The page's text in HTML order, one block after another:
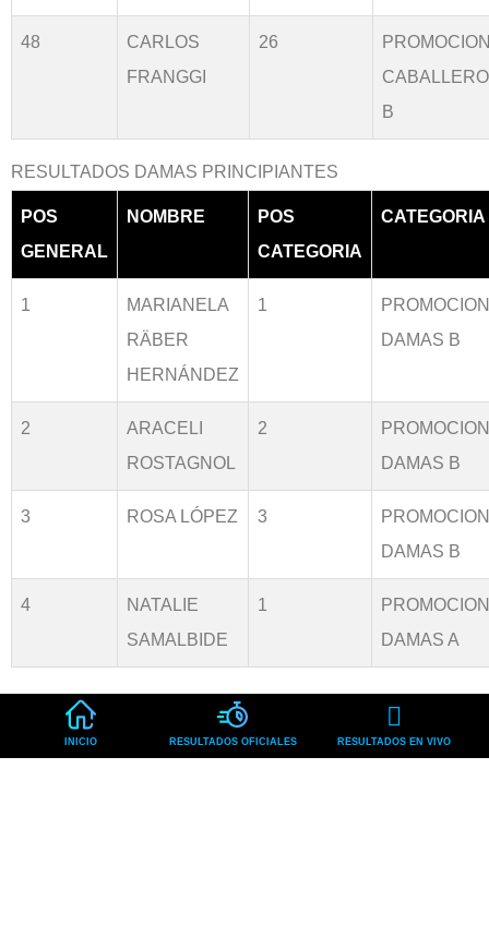
48
CARLOS
FRANGGI
26
B
RESULTADOS DAMAS PRINCIPIANTES
POS
GENERAL
NOMBRE
POS
CATEGORIA
CATEGORIA
1
MARIANELA
RÄBER
HERNÁNDEZ
1
DAMAS B
2
ARACELI
ROSTAGNOL
2
DAMAS B
3 ROSA LÓPEZ 3
DAMAS B
4
NATALIE
SAMALBIDE
1
DAMAS A
INICIO RESULTADOS OFICIALES RESULTADOS EN VIVO